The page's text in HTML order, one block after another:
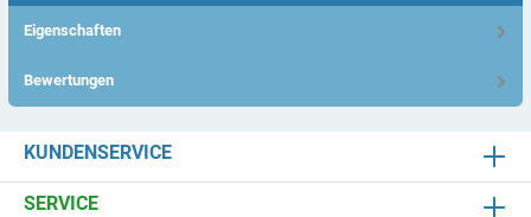
Eigenschaften
Bewertungen
KUNDENSERVICE
SERVICE